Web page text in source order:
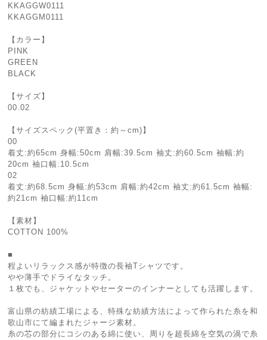
KKAGGW0111
KKAGGM0111
【カラー】
PINK
GREEN
BLACK
【サイズ】
00.02
【サイズスペック(平置き：約～cm)】
00
着丈:約65cm 身幅:50cm 肩幅:39.5cm 袖丈:約60.5cm 袖幅:約
20cm 袖口幅:10.5cm
02
着丈:約68.5cm 身幅:約53cm 肩幅:約42cm 袖丈:約61.5cm 袖幅:
約21cm 袖口幅:約11cm
【素材】
COTTON 100%
■
程よいリラックス感が特徴の長袖Tシャツです。
やや薄手でドライなタッチ。
１枚でも、ジャケットやセーターのインナーとしても活躍します。
富山県の紡績工場による、特殊な紡績方法によって作られた糸を和
歌山市にて編まれたジャージ素材。
糸の芯の部分にコシのある綿に使い、周りを超長綿を空気の渦で糸